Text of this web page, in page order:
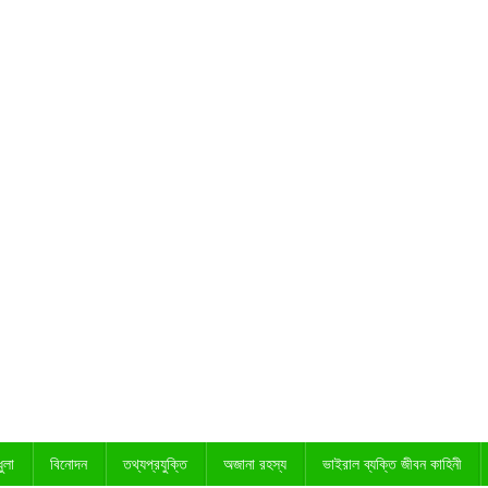
বিনোদন তথ্যপ্রযুক্তি অজানা রহস্য ভাইরাল ব্যক্তি জীবন কাহিনী